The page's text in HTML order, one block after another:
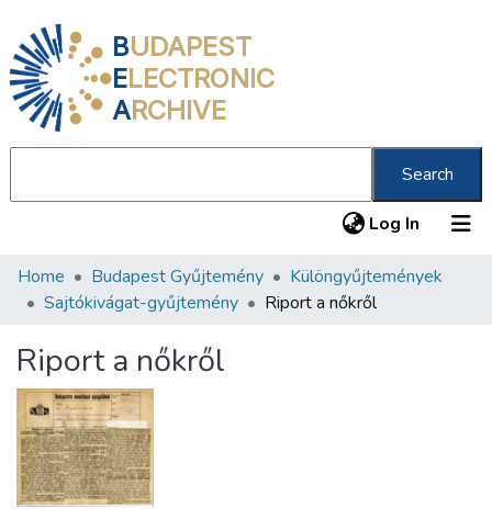
BUDAPEST
ELECTRONIC
ARCHIVE
Search
Log In (current)
Communities & Collections
Statistics
About us
Home Budapest Gyűjtemény
Különgyűjtemények
Sajtókivágat-gyűjtemény
Riport a nőkről
Riport a nőkről